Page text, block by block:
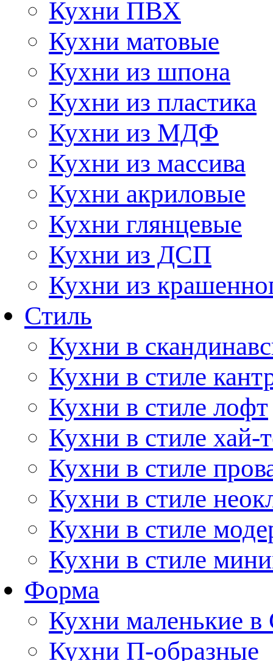
Кухни ПВХ
Кухни матовые
Кухни из шпона
Кухни из пластика
Кухни из МДФ
Кухни из массива
Кухни акриловые
Кухни глянцевые
Кухни из ДСП
Кухни из
Стиль
Кухни в
Кухни в стиле
Кухни в стиле лофт
Кухни в стиле хай-
Кухни в стиле
Кухни в стиле
Кухни в стиле
Кухни в стиле
Форма
Кухни маленькие в
Кухни П-образные